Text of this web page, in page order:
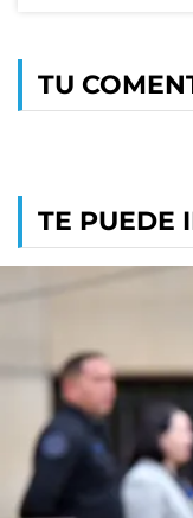
TU
TE PUEDE